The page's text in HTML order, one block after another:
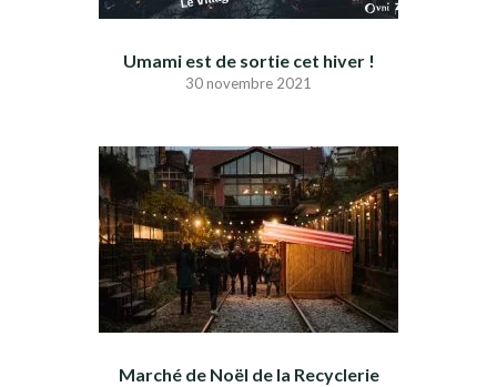
Umami est de sortie cet hiver !
30 novembre 2021
Marché de Noël de la Recyclerie